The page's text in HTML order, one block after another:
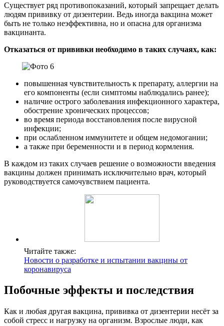
Существует ряд противопоказаний, который запрещает делать
людям прививку от дизентерии. Ведь иногда вакцина может
быть не только неэффективна, но и опасна для организма
вакцинанта.
Отказаться от прививки необходимо в таких случаях, как:
повышенная чувствительность к препарату, аллергии на
его компоненты (если симптомы наблюдались ранее);
наличие острого заболевания инфекционного характера,
обострение хронических процессов;
во время периода восстановления после вирусной
инфекции;
при ослабленном иммунитете и общем недомогании;
а также при беременности и в период кормления.
В каждом из таких случаев решение о возможности введения
вакцины должен принимать исключительно врач, который
руководствуется самочувствием пациента.
Читайте также:
Новости о разработке и испытании вакцины от
коронавируса
Побочные эффекты и последствия
Как и любая другая вакцина, прививка от дизентерии несёт за
собой стресс и нагрузку на организм. Взрослые люди, как